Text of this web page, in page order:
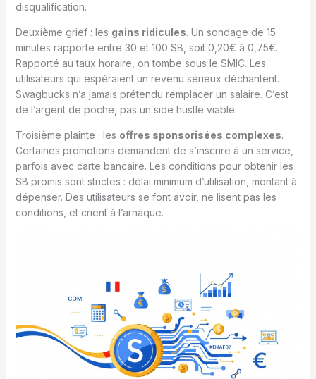
disqualification.
Deuxième grief : les gains ridicules. Un sondage de 15
minutes rapporte entre 30 et 100 SB, soit 0,20€ à 0,75€.
Rapporté au taux horaire, on tombe sous le SMIC. Les
utilisateurs qui espéraient un revenu sérieux déchantent.
Swagbucks n’a jamais prétendu remplacer un salaire. C’est
de l’argent de poche, pas un side hustle viable.
Troisième plainte : les offres sponsorisées complexes.
Certaines promotions demandent de s’inscrire à un service,
parfois avec carte bancaire. Les conditions pour obtenir les
SB promis sont strictes : délai minimum d’utilisation, montant à
dépenser. Des utilisateurs se font avoir, ne lisent pas les
conditions, et crient à l’arnaque.